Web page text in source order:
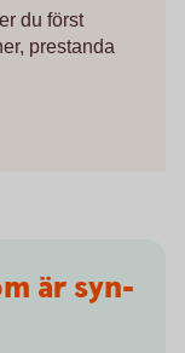
du först
prestanda
är syn-